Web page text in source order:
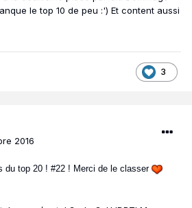
le top 10 de peu :') Et content aussi
3
2016
du top 20 ! #22 ! Merci de le classer